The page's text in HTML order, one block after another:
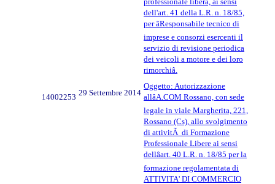
dell'art. 41 della L.R. n. 18/85,
per âResponsabile tecnico di
imprese e consorzi esercenti il
servizio di revisione periodica
dei veicoli a motore e dei loro
rimorchiâ.
14002253 29 Settembre 2014
Oggetto: Autorizzazione
allâA.COM Rossano, con sede
legale in viale Margherita, 221,
Rossano (Cs), allo svolgimento
di attivitÃ di Formazione
Professionale Libere ai sensi
dellâart. 40 L.R. n. 18/85 per la
formazione regolamentata di
ATTIVITA' DI COMMERCIO